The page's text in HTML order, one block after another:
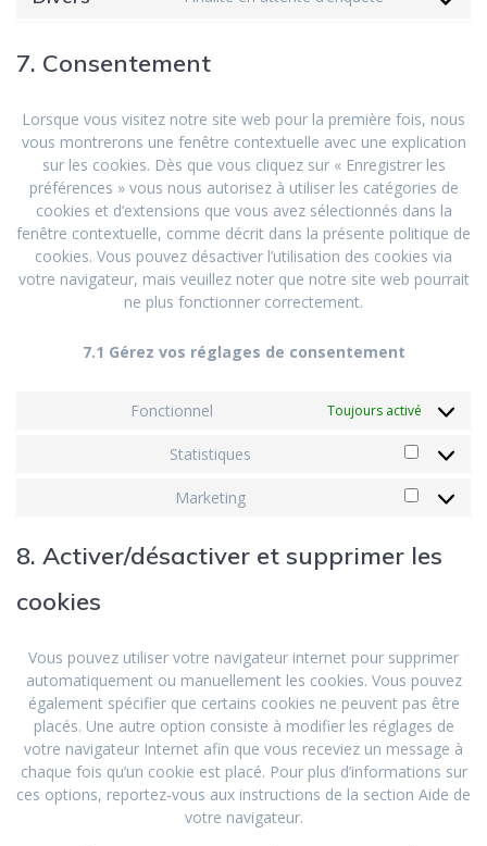
7. Consentement
Lorsque vous visitez notre site web pour la première fois, nous
vous montrerons une fenêtre contextuelle avec une explication
sur les cookies. Dès que vous cliquez sur « Enregistrer les
préférences » vous nous autorisez à utiliser les catégories de
cookies et d’extensions que vous avez sélectionnés dans la
fenêtre contextuelle, comme décrit dans la présente politique de
cookies. Vous pouvez désactiver l’utilisation des cookies via
votre navigateur, mais veuillez noter que notre site web pourrait
ne plus fonctionner correctement.
7.1 Gérez vos réglages de consentement
Fonctionnel Toujours activé
Statistiques
Marketing
8. Activer/désactiver et supprimer les
cookies
Vous pouvez utiliser votre navigateur internet pour supprimer
automatiquement ou manuellement les cookies. Vous pouvez
également spécifier que certains cookies ne peuvent pas être
placés. Une autre option consiste à modifier les réglages de
votre navigateur Internet afin que vous receviez un message à
chaque fois qu’un cookie est placé. Pour plus d’informations sur
ces options, reportez-vous aux instructions de la section Aide de
votre navigateur.